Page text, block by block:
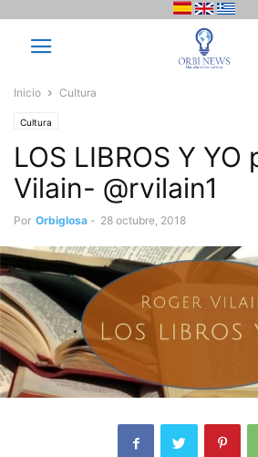
Inicio Cultura
Cultura
LOS LIBROS Y
Vilain- @rvilain1
Por Orbiglosa - 28 octubre, 2018